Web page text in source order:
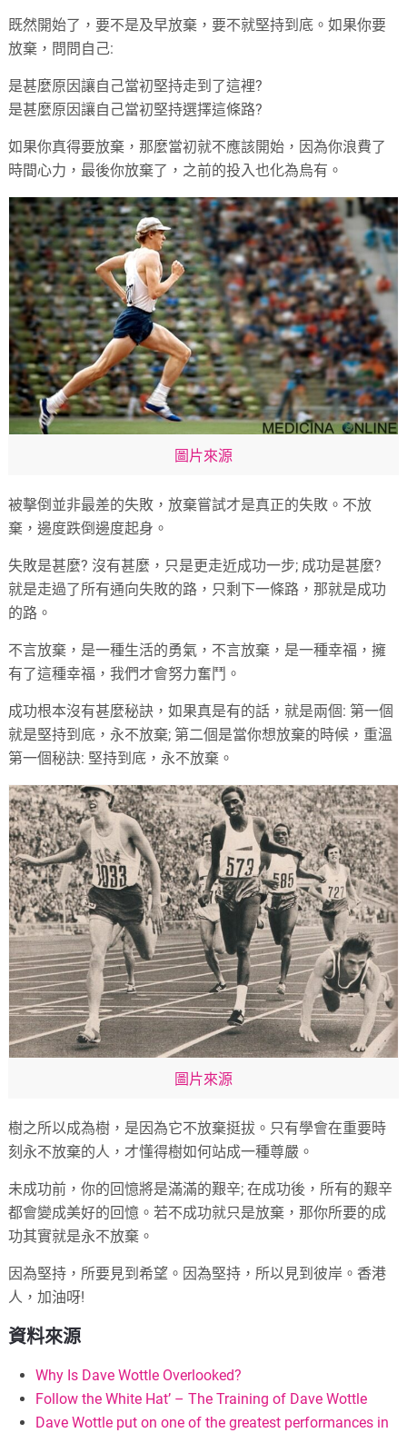
既然開始了，要不是及早放棄，要不就堅持到底。如果你要
放棄，問問自己:
是甚麼原因讓自己當初堅持走到了這裡?
是甚麼原因讓自己當初堅持選擇這條路?
如果你真得要放棄，那麼當初就不應該開始，因為你浪費了
時間心力，最後你放棄了，之前的投入也化為烏有。
圖片來源
被擊倒並非最差的失敗，放棄嘗試才是真正的失敗。不放
棄，邊度跌倒邊度起身。
失敗是甚麼? 沒有甚麼，只是更走近成功一步; 成功是甚麼?
就是走過了所有通向失敗的路，只剩下一條路，那就是成功
的路。
不言放棄，是一種生活的勇氣，不言放棄，是一種幸福，擁
有了這種幸福，我們才會努力奮鬥。
成功根本沒有甚麼秘訣，如果真是有的話，就是兩個: 第一個
就是堅持到底，永不放棄; 第二個是當你想放棄的時候，重溫
第一個秘訣: 堅持到底，永不放棄。
圖片來源
樹之所以成為樹，是因為它不放棄挺拔。只有學會在重要時
刻永不放棄的人，才懂得樹如何站成一種尊嚴。
未成功前，你的回憶將是滿滿的艱辛; 在成功後，所有的艱辛
都會變成美好的回憶。若不成功就只是放棄，那你所要的成
功其實就是永不放棄。
因為堅持，所要見到希望。因為堅持，所以見到彼岸。香港
人，加油呀!
資料來源
Why Is Dave Wottle Overlooked?
Follow the White Hat’ – The Training of Dave Wottle
Dave Wottle put on one of the greatest performances in